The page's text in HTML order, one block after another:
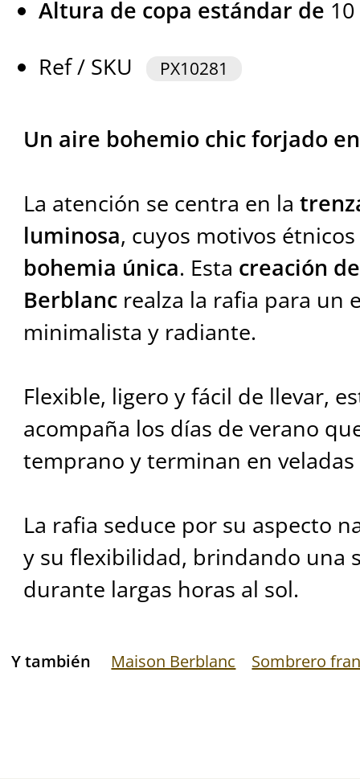
Altura de copa estándar de
Ref / SKU
PX10281
Un aire bohemio chic forjado
La atención se centra en la
luminosa, cuyos motivos
bohemia única. Esta creación
Berblancrealza la rafia para un
minimalista y radiante.
Flexible, ligero y fácil de llevar,
acompaña los días de verano
temprano y terminan en veladas
La rafia seduce por su aspecto
y su flexibilidad, brindando una
durante largas horas al sol.
Y también Maison Berblanc Sombrero